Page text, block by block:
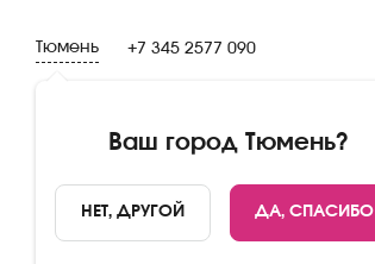
Тюмень
Ваш город Тюмень?
НЕТ, ДРУГОЙ ДА, СПАСИБО
+7 345 2577 090
НАЗАД